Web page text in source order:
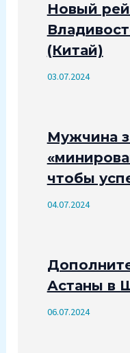
Новый
(Китай)
03.07.2024
Мужчина
чтобы
04.07.2024
Астаны в
06.07.2024